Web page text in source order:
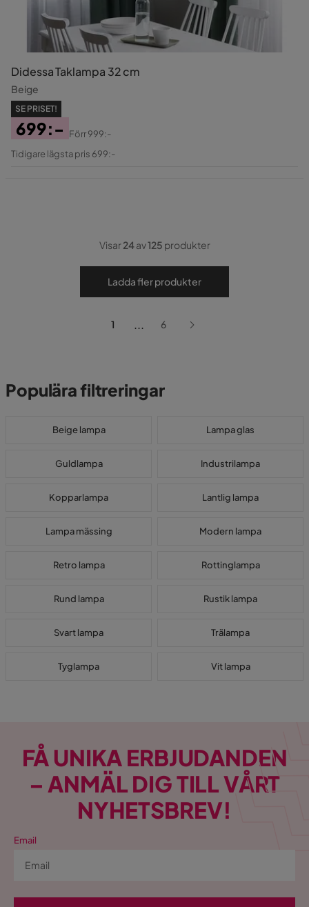
Didessa Taklampa 32 cm
Beige
SE PRISET!
Pris
699:-
Original
Förr999:-
Tidigare lägsta pris 699:-
Visar24av125 produkter
Ladda fler produkter
1 ... 6
Populära filtreringar
Beige lampa Lampa glas
Guldlampa Industrilampa
Kopparlampa Lantlig lampa
Lampa mässing Modern lampa
Retro lampa Rottinglampa
Rund lampa Rustik lampa
Svart lampa Trälampa
Tyglampa Vit lampa
FÅ UNIKA ERBJUDANDEN
– ANMÄL DIG TILL VÅRT
NYHETSBREV!
Email